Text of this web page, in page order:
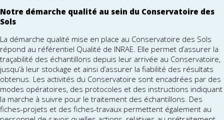
Notre démarche qualité au sein du Conservatoire des
Sols
La démarche qualité mise en place au Conservatoire des Sols
répond au référentiel Qualité de INRAE. Elle permet d’assurer la
traçabilité des échantillons depuis leur arrivée au Conservatoire,
jusqu’à leur stockage et ainsi d’assurer la fiabilité des résultats
obtenus. Les activités du Conservatoire sont encadrées par des
modes opératoires, des protocoles et des instructions indiquant
la marche à suivre pour le traitement des échantillons. Des
fiches-projets et des fiches-travaux permettent également au